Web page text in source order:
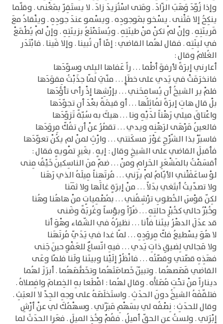
وإذا زُوّدَ وَهَبَ الزّادَ . ومَتى اسْتُزيدَ زادَ . لا يستَقِرّ بمَغْنى . وقلّما
ينكِحُ إلا مَثْنى . يسْخو بمَوجودِه . ويسْمو عندَ جودِهِ . وينْقادُ معَ
قَرينَتِهِ . وإنْ لمْ تكنْ منْ طينَتِهِ . ويُستَمْتَعُ بزينَتِهِ . وإنْ لمْ يُطْمَعْ
في لينَتِه . فقال لهُما القاضي : إمّا أن تُبينا . وإلا فَينا . فابْتَدَر
الغُلامُ وقال :
أعارني إبرَةً لأرفوَ أطْما . . . راً عَفاها البِلى وسوّدَها
فانخرَمَتْ في يَدي على خطَإٍ . . . منّيَ لمّا جذَبْتُ مِقوَدَها
فلمْ ير الشيخُ أن يُسامِحَني . . . بإرْشِها إذْ رأى تأوُّدَها
بلْ قال هاتِ إبرَةً تُماثِلُها . . . أو قيمَةً بعْدَ أن تجوّدَها
واعْتاقَ ميلي رَهْناً لدَيْهِ ونا . . . هيكَ به سُبّةً تَزوّدَها
فالعينُ مَرْهَى لرَهْنِه ويدي . . . تقصُرُ عنْ أن تفُكّ مِروَدَها
فاسبُرْ بذا الشّرْحِ غوْرَ مسكَنتي . . . وارْثِ لمنْ لم يكُنْ تعوّدَها
فأقبلَ القاضي على الشيخِ وقال : إيهٍ . بغَيرِ تمْويهٍ فقال :
أقسَمْتُ بالمَشْعَرِ الحَرامِ ومنْ . . . ضمّ منَ الناسِكينَ خَيْفُ مِنى
لوْ ساعَفَتْني الأيّامُ لمْ يرَني . . . مُرتَهِناً مِيلَهُ الذي رَهَنا
ولا تصدّيتُ أبتَغي بدَلاً . . . منْ إبرَةٍ غالَها ولا ثَمَنا
لكِنّ قوْسَ الخُطوبِ ترْشِقُني . . . بمُصْمِياتٍ منْ هاهُنا وهُنا
وخُبْرُ حالي كخُبْرِ حالتِهِ . . . ضُرّاً وبؤساً وغُربَةً وضَنى
قد عدَلَ الدهْرُ بينَنا فأنا . . . نظيرُهُ في الشّقاء وهْوَ أنا
لا هُوَ يسْطيعُ فكّ مِروَدِهِ . . . لمّا غدا في يَدَيّ مُرتَهَنا
ولا مَجالي لِضيقِ ذاتِ يَدي . . . فيهِ اتّساعٌ للعَفْوِ حينَ جَنى
فهَذِهِ قصّتي وقصّتُه . . . فانْظُرْ إلَيْنا وبينَنا ولَنا فلمّا وعَى
القاضي قَصَصهُما . وتبيّنَ خَصاصَتَهُما وتخَصُّصَهُما . أبرَزَ لهُما
ديناراً منْ تحْتِ مُصَلاُّه . وقال لهُما : اقْطَعا بهِ الخِصامَ وافِصلاهُ .
فتلقّفَهُ الشيخُ دونَ الحدَثِ . واستَخلَصَهُ على وجهِ الجِدِّ لا العبَثِ .
وقال للحدَثِ : نِصْفُه لي بسَهْمِ مَبَرّتي . وسهْمُكَ لي عنْ أرْشِ
إبْرَتي . ولستُ عنِ الحقّ أميلُ . فقُمْ وخُذِ الميلَ . فعَرا الحدَثَ لما